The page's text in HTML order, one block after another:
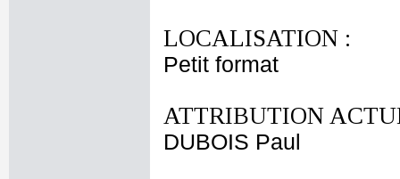
LOCALISATION :
Petit format
ATTRIBUTION
DUBOIS Paul